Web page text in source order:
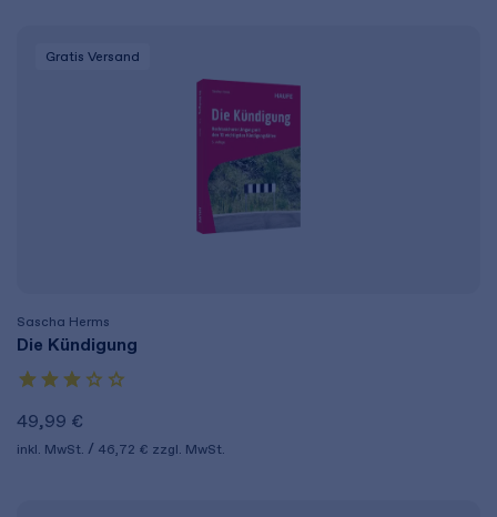
Gratis Versand
Sascha Herms
Die Kündigung
49,99 €
inkl. MwSt. 46,72 € zzgl. MwSt.